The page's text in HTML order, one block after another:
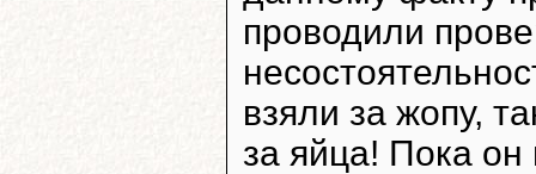
проводили
взяли за жопу,
за яйца! Пока он